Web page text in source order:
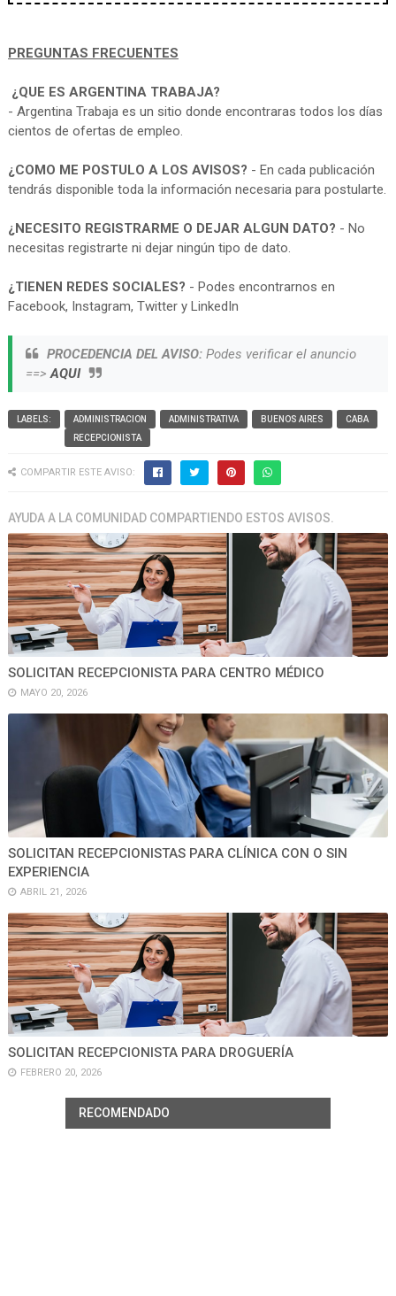
PREGUNTAS FRECUENTES
¿QUE ES ARGENTINA TRABAJA?
- Argentina Trabaja es un sitio donde encontraras todos los días
cientos de ofertas de empleo.
¿COMO ME POSTULO A LOS AVISOS? - En cada publicación
tendrás disponible toda la información necesaria para postularte.
¿NECESITO REGISTRARME O DEJAR ALGUN DATO? - No
necesitas registrarte ni dejar ningún tipo de dato.
¿TIENEN REDES SOCIALES? - Podes encontrarnos en
Facebook, Instagram, Twitter y LinkedIn
PROCEDENCIA DEL AVISO:Podes verificar el anuncio
==>AQUI
LABELS: ADMINISTRACION ADMINISTRATIVA BUENOS AIRES
CABA
RECEPCIONISTA
COMPARTIR ESTE AVISO:
AYUDA A LA COMUNIDAD COMPARTIENDO ESTOS AVISOS.
SOLICITAN RECEPCIONISTA PARA CENTRO MÉDICO
MAYO 20, 2026
SOLICITAN RECEPCIONISTAS PARA CLÍNICA CON O SIN
EXPERIENCIA
ABRIL 21, 2026
SOLICITAN RECEPCIONISTA PARA DROGUERÍA
FEBRERO 20, 2026
RECOMENDADO